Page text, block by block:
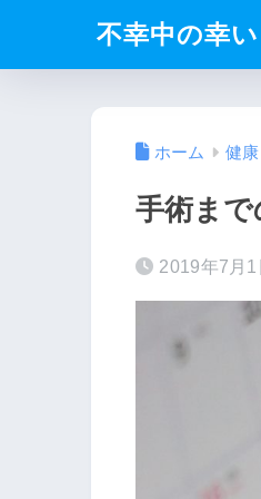
不幸中の幸い
ホーム 健康
手術まで
2019年7月1